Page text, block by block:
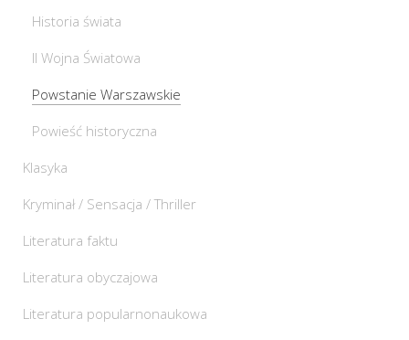
Historia świata
II Wojna Światowa
Powstanie Warszawskie
Powieść historyczna
Klasyka
Kryminał / Sensacja / Thriller
Literatura faktu
Literatura obyczajowa
Literatura popularnonaukowa